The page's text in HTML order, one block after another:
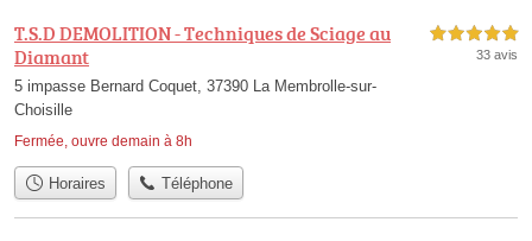
T.S.D DEMOLITION - Techniques de Sciage au
Diamant
5 impasse Bernard Coquet, 37390 La Membrolle-sur-
Choisille
Fermée, ouvre demain à 8h
5,0 étoiles sur 5
33 avis
Horaires Téléphone